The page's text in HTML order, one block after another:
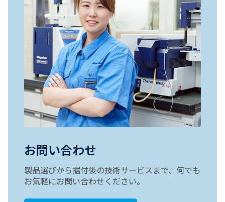
お問い合わせ
製品選びから据付後の技術サービスまで、何でも
お気軽にお問い合わせください。